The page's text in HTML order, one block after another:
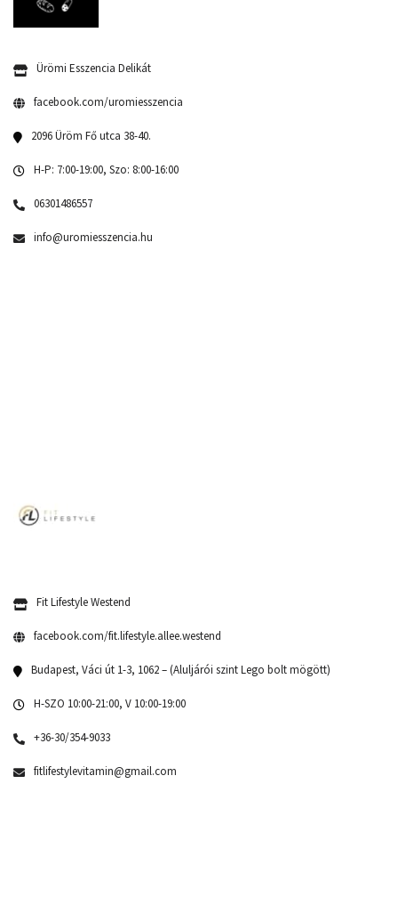
Ürömi Esszencia Delikát
facebook.com/uromiesszencia
2096 Üröm Fő utca 38-40.
H-P: 7:00-19:00, Szo: 8:00-16:00
06301486557
info@uromiesszencia.hu
Fit Lifestyle Westend
facebook.com/fit.lifestyle.allee.westend
Budapest, Váci út 1-3, 1062 – (Aluljárói szint Lego bolt mögött)
H-SZO 10:00-21:00, V 10:00-19:00
+36-30/354-9033
fitlifestylevitamin@gmail.com